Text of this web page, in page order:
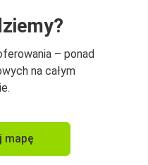
– ponad
na całym
mapę